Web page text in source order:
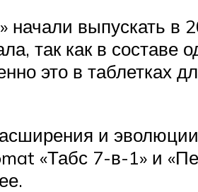
выпускать в
так как в составе
это в таблетках
и
«Табс 7-в-1» и